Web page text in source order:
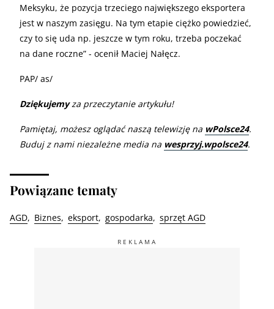
Meksyku, że pozycja trzeciego największego eksportera
jest w naszym zasięgu. Na tym etapie ciężko powiedzieć,
czy to się uda np. jeszcze w tym roku, trzeba poczekać
na dane roczne” - ocenił Maciej Nałęcz.
PAP/ as/
Dziękujemyza przeczytanie artykułu!
Pamiętaj, możesz oglądać naszą telewizję na wPolsce24.
Buduj z nami niezależne media na wesprzyj.wpolsce24.
Powiązane tematy
AGD Biznes eksport gospodarka sprzęt AGD